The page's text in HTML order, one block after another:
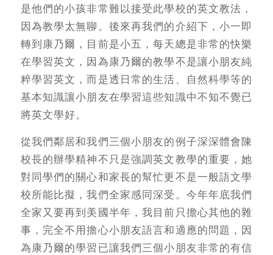
是他們的小孩非常難以接受此學校的英文教法，
因為教學太無聊。後來再我們的介紹下，小一即
轉到康乃爾，目前是小五，每天總是非常的快樂
在學習英文，因為康乃爾的教學不是讓小朋友純
粹學習英文，而是透日常的生活、自然科學等的
基本知識讓小朋友在學習這些知識中不知不覺已
將英文學好。
從我們鄰居和我們三個小朋友的例子深深體會陳
校長的辦學精神不只是強調英文教學的重要，她
對同學們的關心和家長的幫忙更不是一般語文學
校所能比擬，我們全家感同深受。今年年底我們
全家又要再到美國半年，我目前只擔心其他的雜
事，完全不用擔心小朋友語言和適應的問題，因
為康乃爾的學習已讓我們三個小朋友非常的有信